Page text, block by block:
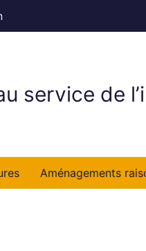
service de
Aménagements